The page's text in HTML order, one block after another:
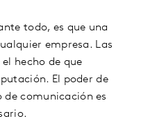
todo, es que una
empresa. Las
hecho de que
El poder de
comunicación es